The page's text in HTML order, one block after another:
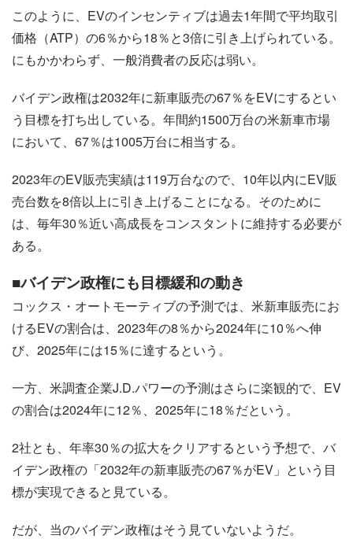
このように、EVのインセンティブは過去1年間で平均取引
価格（ATP）の6％から18％と3倍に引き上げられている。
にもかかわらず、一般消費者の反応は弱い。
バイデン政権は2032年に新車販売の67％をEVにするとい
う目標を打ち出している。年間約1500万台の米新車市場
において、67％は1005万台に相当する。
2023年のEV販売実績は119万台なので、10年以内にEV販
売台数を8倍以上に引き上げることになる。そのために
は、毎年30％近い高成長をコンスタントに維持する必要が
ある。
■バイデン政権にも目標緩和の動き
コックス・オートモーティブの予測では、米新車販売にお
けるEVの割合は、2023年の8％から2024年に10％へ伸
び、2025年には15％に達するという。
一方、米調査企業J.D.パワーの予測はさらに楽観的で、EV
の割合は2024年に12％、2025年に18％だという。
2社とも、年率30％の拡大をクリアするという予想で、バ
イデン政権の「2032年の新車販売の67％がEV」という目
標が実現できると見ている。
だが、当のバイデン政権はそう見ていないようだ。